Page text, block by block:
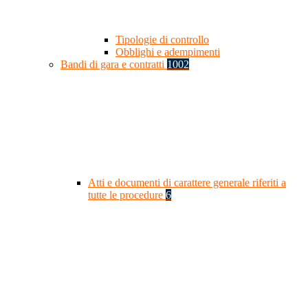
Tipologie di controllo
Obblighi e adempimenti
Bandi di gara e contratti 1002
Atti e documenti di carattere generale riferiti a
tutte le procedure 6